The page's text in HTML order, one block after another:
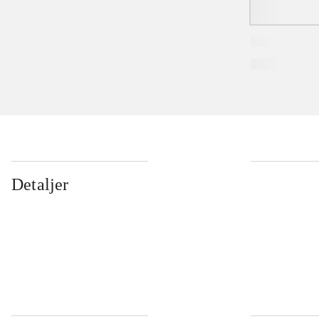
Detaljer